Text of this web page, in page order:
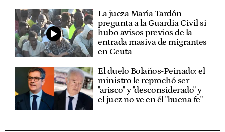
La jueza María Tardón
pregunta a la Guardia Civil si
hubo avisos previos de la
entrada masiva de migrantes
en Ceuta
El duelo Bolaños-Peinado: el
ministro le reprochó ser
"arisco" y "desconsiderado" y
el juez no ve en él "buena fe"